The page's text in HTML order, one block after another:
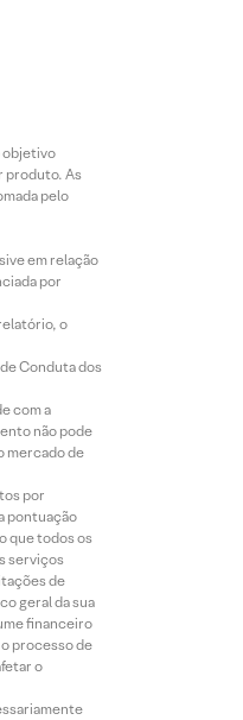
objetivo
produto. As
pelo
em relação
por
o
Conduta dos
com a
não pode
mercado de
por
pontuação
que todos os
serviços
de
geral da sua
financeiro
processo de
o